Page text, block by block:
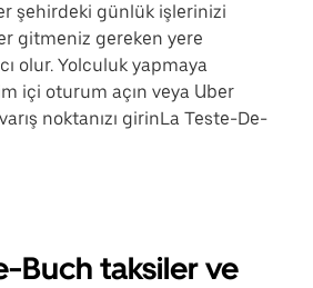
şehirdeki günlük işlerinizi
gitmeniz gereken yere
olur. Yolculuk yapmaya
içi oturum açın veya Uber
noktanızı girinLa Teste-De-
Buch taksiler ve